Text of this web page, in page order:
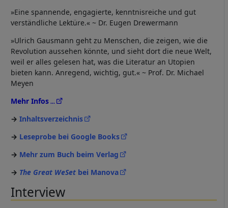
»Eine spannende, engagierte, kenntnisreiche und gut
verständliche Lektüre.« ~ Dr. Eugen Drewermann
»Ulrich Gausmann geht zu Menschen, die zeigen, wie die
Revolution aussehen könnte, und sieht dort die neue Welt,
weil er alles gelesen hat, was die Literatur an Utopien
bieten kann. Anregend, wichtig, gut.« ~ Prof. Dr. Michael
Meyen
Mehr Infos
Inhaltsverzeichnis
Leseprobe bei Google Books
Mehr zum Buch beim Verlag
The Great WeSet bei Manova
Interview